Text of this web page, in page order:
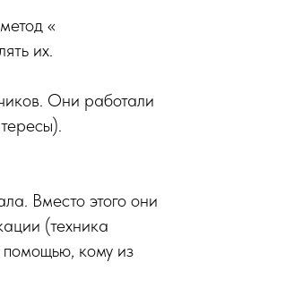
«
их.
Они работали
Вместо этого они
(техника
помощью, кому из